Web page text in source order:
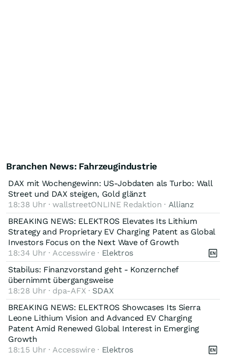
Branchen News: Fahrzeugindustrie
DAX mit Wochengewinn: US-Jobdaten als Turbo: Wall
Street und DAX steigen, Gold glänzt
18:38 Uhr · wallstreetONLINE Redaktion · Allianz
BREAKING NEWS: ELEKTROS Elevates Its Lithium
Strategy and Proprietary EV Charging Patent as Global
Investors Focus on the Next Wave of Growth
18:34 Uhr · Accesswire · Elektros
Stabilus: Finanzvorstand geht - Konzernchef
übernimmt übergangsweise
18:28 Uhr · dpa-AFX · SDAX
BREAKING NEWS: ELEKTROS Showcases Its Sierra
Leone Lithium Vision and Advanced EV Charging
Patent Amid Renewed Global Interest in Emerging
Growth
18:15 Uhr · Accesswire · Elektros